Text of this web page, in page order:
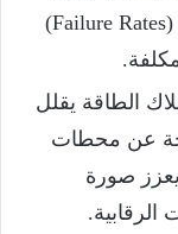
أقل، مما يقلل من معدلات الفشل (Failure Rates)
الطاقة يقلل
عن محطات
يعزز صورة
الرقابية.